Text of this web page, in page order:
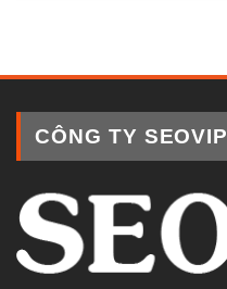
CÔNG TY SEOVIP